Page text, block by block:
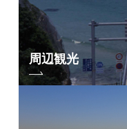
周辺観光